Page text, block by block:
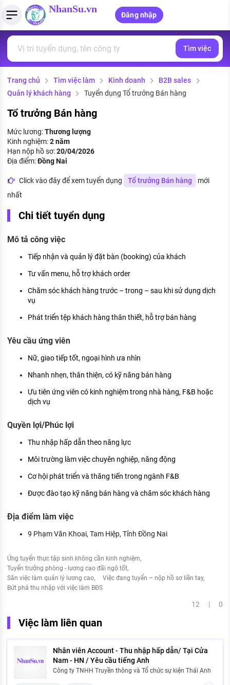
NhanSu.vn
Đăng nhập
Tìm việc làm
Việc làm ngành luật
Việc làm tốt nhất
CÔNG TY
Danh sách nhà tuyển dụng
Quản lý CV
Tải CV lên
MẪU CV THEO STYLE
Mẫu CV đơn giản
Mẫu CV hiện đại
Tính lương Gross - Net
Tính thuế thu nhập cá nhân
PHÁP LUẬT VIỆT NAM
Văn bản pháp luật
Chính sách mới
PHÁP LUẬT LAO ĐỘNG
Lao động và tiền lương
Bảo hiểm và phúc lợi
Thuế thu nhập
Chính sách lao động
KHÁM PHÁ NGHỀ NGHIỆP
Tử vi nghề nghiệp
Kỹ năng nghề nghiệp
HƯỚNG NGHIỆP VIỆC LÀM
Đặc trưng từng nghề
Xu hướng việc làm
XÂY DỰNG VÀ PHÁT TRIỂN ĐỘI NGŨ
Tìm việc
Trang chủ Tìm việc làm Kinh doanh
B2B sales
Quản lý khách hàng
Tuyển dụng Tổ trưởng Bán hàng
Tổ trưởng Bán hàng
Mức lương:Thương lượng
Kinh nghiệm:2 năm
Hạn nộp hồ sơ:20/04/2026
Địa điểm:Đồng Nai
Click vào đây để xem tuyển dụng Tổ trưởng Bán hàng
mới
nhất
Chi tiết tuyển dụng
Mô tả công việc
Tiếp nhận và quản lý đặt bàn (booking) của khách
Tư vấn menu, hỗ trợ khách order
Chăm sóc khách hàng trước – trong – sau khi sử dụng dịch
vụ
Phát triển tệp khách hàng thân thiết, hỗ trợ bán hàng
Yêu cầu ứng viên
Nữ, giao tiếp tốt, ngoại hình ưa nhìn
Nhanh nhẹn, thân thiện, có kỹ năng bán hàng
Ưu tiên ứng viên có kinh nghiệm trong nhà hàng, F&B hoặc
dịch vụ
Quyền lợi/Phúc lợi
Thu nhập hấp dẫn theo năng lực
Môi trường làm việc chuyên nghiệp, năng động
Cơ hội phát triển và thăng tiến trong ngành F&B
Được đào tạo kỹ năng bán hàng và chăm sóc khách hàng
Địa điểm làm việc
9 Phạm Văn Khoai, Tam Hiệp, Tỉnh Đồng Nai
Ứng tuyển thực tập sinh không cần kinh nghiệm
Tuyển trưởng phòng - lương cao đãi ngộ tốt
Săn việc làm quản lý lương cao
Việc đang tuyển – nộp hồ sơ liền tay
Bứt phá thu nhập với việc làm BĐS
12 | 0
Việc làm liên quan
Nhân viên Account - Thu nhập hấp dẫn/ Tại Cửa
Nam - HN / Yêu cầu tiếng Anh
Công ty TNHH Truyền thông và Tổ chức sự kiện Thái Anh